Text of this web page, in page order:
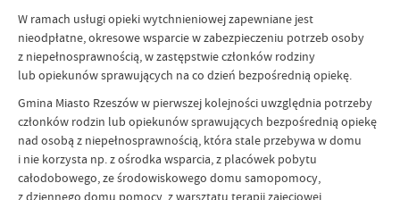
W ramach usługi opieki wytchnieniowej zapewniane jest
nieodpłatne, okresowe wsparcie w zabezpieczeniu potrzeb osoby
z niepełnosprawnością, w zastępstwie członków rodziny
lub opiekunów sprawujących na co dzień bezpośrednią opiekę.
Gmina Miasto Rzeszów w pierwszej kolejności uwzględnia potrzeby
członków rodzin lub opiekunów sprawujących bezpośrednią opiekę
nad osobą z niepełnosprawnością, która stale przebywa w domu
i nie korzysta np. z ośrodka wsparcia, z placówek pobytu
całodobowego, ze środowiskowego domu samopomocy,
z dziennego domu pomocy, z warsztatu terapii zajęciowej